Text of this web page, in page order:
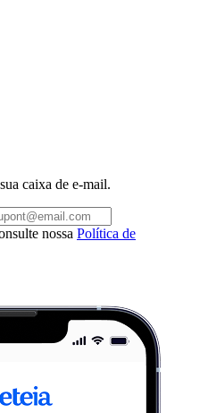
caixa de e-mail.
nossa Política de